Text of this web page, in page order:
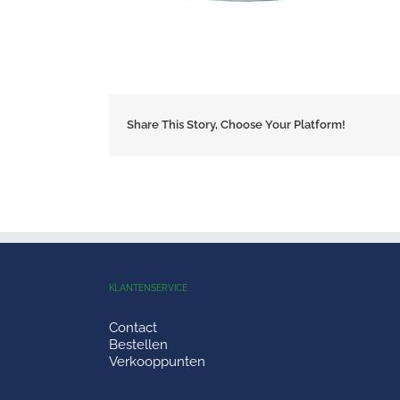
Share This Story, Choose Your Platform!
KLANTENSERVICE
Contact
Bestellen
Verkooppunten